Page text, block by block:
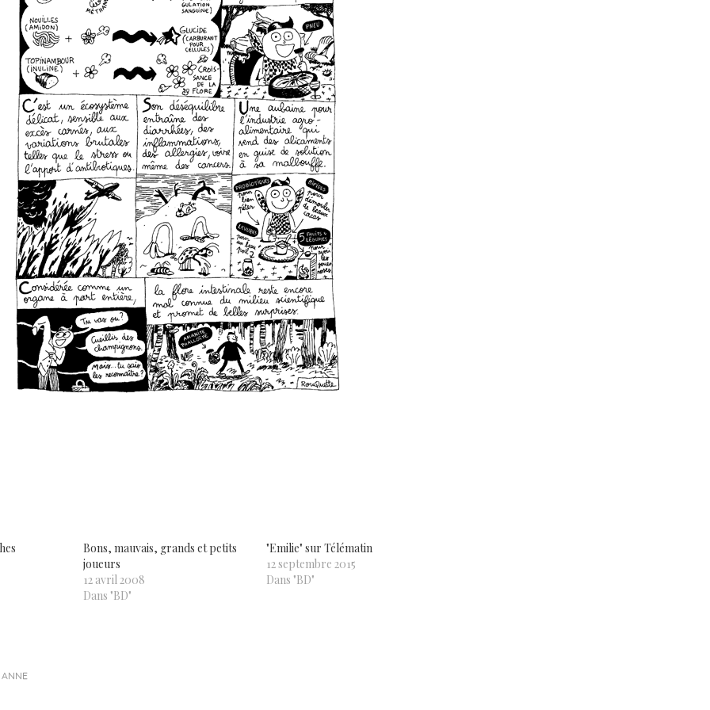
Bons, mauvais, grands et petits
joueurs
12 avril 2008
Dans "BD"
"Emilie" sur Télématin
12 septembre 2015
Dans "BD"
ANNE